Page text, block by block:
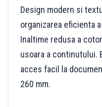
Design modern si
organizarea eficienta
Inaltime redusa a
usoara a continutului.
acces facil la
260 mm.